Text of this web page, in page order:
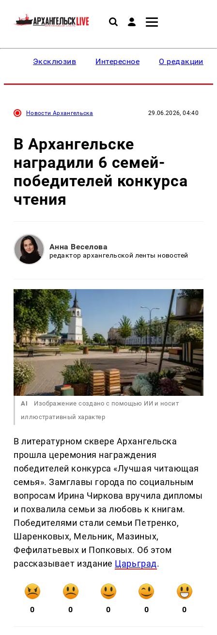
Эксклюзив Интересное О редакции
Новости Архангельска 29.06.2026, 04:40
В Архангельске
наградили 6 семей-
победителей конкурса
чтения
Анна Веселова
редактор архангельской ленты новостей
AI
Изображение создано с помощью ИИ и носит
иллюстративный характер
В литературном сквере Архангельска
прошла церемония награждения
победителей конкурса «Лучшая читающая
семья». Замглавы города по социальным
вопросам Ирина Чиркова вручила дипломы
и похвалила семьи за любовь к книгам.
Победителями стали семьи Петренко,
Шаренковых, Мельник, Мазиных,
Фефилатьевых и Попковых. Об этом
рассказывает издание Царьград.
0 0 0 0 0